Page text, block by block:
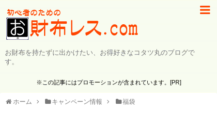
お財布を持たずに出かけたい、お得好きなコタツ丸のブログで
す。
※この記事にはプロモーションが含まれています。[PR]
ホーム キャンペーン情報 福袋